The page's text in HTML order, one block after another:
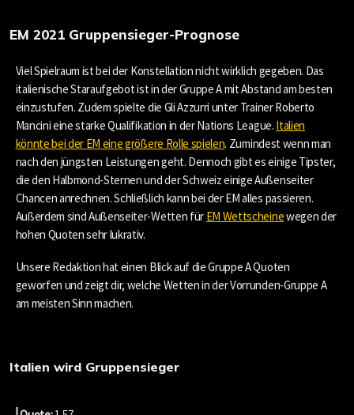
EM 2021 Gruppensieger-Prognose
Viel Spielraum ist bei der Konstellation nicht wirklich gegeben. Das
italienische Staraufgebot ist in der Gruppe A mit Abstand am besten
einzustufen. Zudem spielte die Gli Azzurri unter Trainer Roberto
Mancini eine starke Qualifikation in der Nations League. Italien
könnte bei der EM eine größere Rolle spielen. Zumindest wenn man
nach den jüngsten Leistungen geht. Dennoch gibt es einige Tipster,
die den Halbmond-Sternen und der Schweiz einige Außenseiter
Chancen anrechnen. Schließlich kann bei der EM alles passieren.
Außerdem sind Außenseiter-Wetten für EM Wettscheinewegen der
hohen Quoten sehr lukrativ.
Unsere Redaktion hat einen Blick auf die Gruppe A Quoten
geworfen und zeigt dir, welche Wetten in der Vorrunden-Gruppe A
am meisten Sinn machen.
Italien wird Gruppensieger